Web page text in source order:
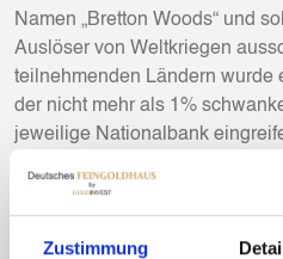
Zustimmung
Namen „Bretton Woods“ und
Auslöser von Weltkriegen
teilnehmenden Ländern wurde
der nicht mehr als 1%
jeweilige Nationalbank
verkaufen, um wieder in die
Nun waren die USA durch den
finanziellen Klemme, sie